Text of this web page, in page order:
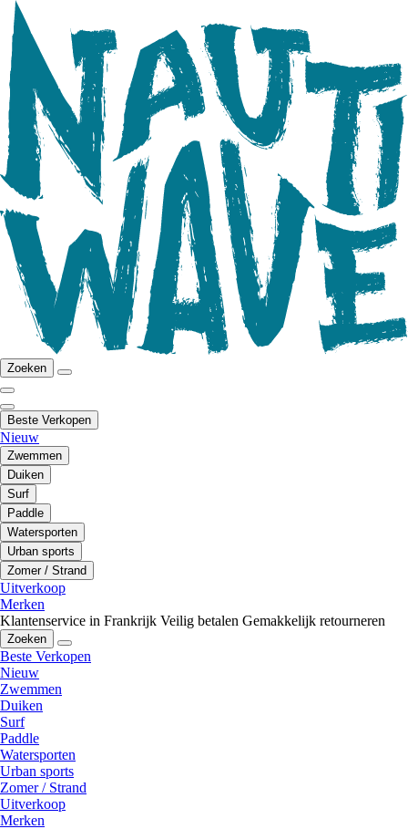
Zoeken
Beste Verkopen
Nieuw
Zwemmen
Duiken
Surf
Paddle
Watersporten
Urban sports
Zomer / Strand
Uitverkoop
Merken
Klantenservice in Frankrijk Veilig betalen Gemakkelijk retourneren
Zoeken
Beste Verkopen
Nieuw
Zwemmen
Duiken
Surf
Paddle
Watersporten
Urban sports
Zomer / Strand
Uitverkoop
Merken